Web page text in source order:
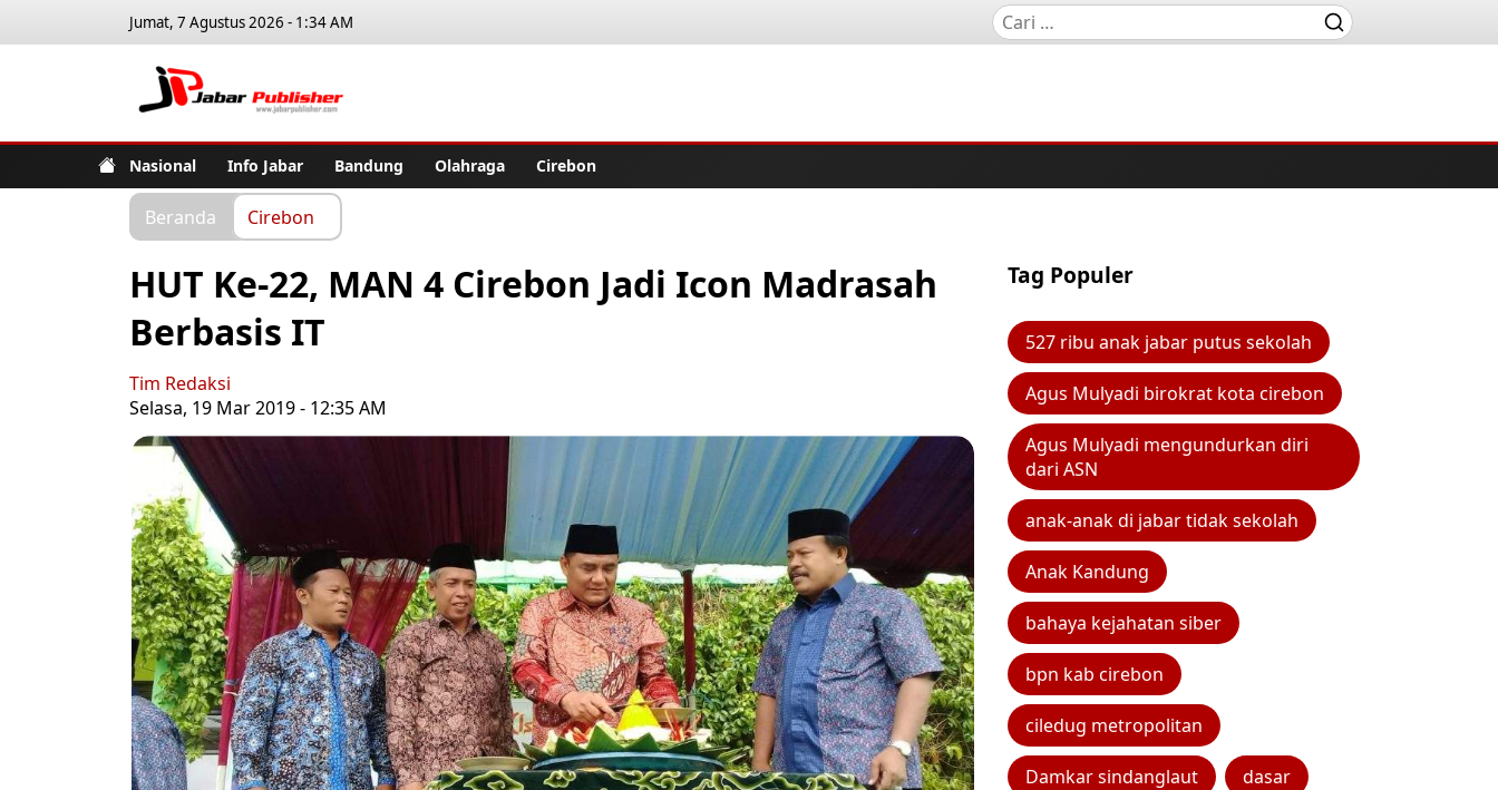
Jumat, 7 Agustus 2026 - 1:34 AM
Nasional Info Jabar Bandung Olahraga Cirebon
Beranda Cirebon
HUT Ke-22, MAN 4 Cirebon Jadi Icon Madrasah
Berbasis IT
Tim Redaksi
Selasa, 19 Mar 2019 - 12:35 AM
Tag Populer
527 ribu anak jabar putus sekolah
Agus Mulyadi birokrat kota cirebon
Agus Mulyadi mengundurkan diri
dari ASN
anak-anak di jabar tidak sekolah
Anak Kandung
bahaya kejahatan siber
bpn kab cirebon
ciledug metropolitan
Damkar sindanglaut dasar